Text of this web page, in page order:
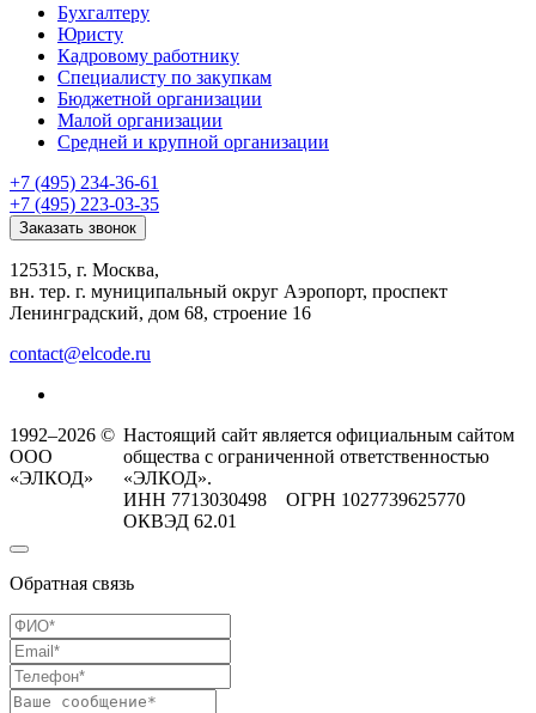
Бухгалтеру
Юристу
Кадровому работнику
Специалисту по закупкам
Бюджетной организации
Малой организации
Средней и крупной организации
+7 (495) 234-36-61
+7 (495) 223-03-35
Заказать звонок
125315, г. Москва,
вн. тер. г. муниципальный округ Аэропорт, проспект
Ленинградский, дом 68, строение 16
contact@elcode.ru
1992–2026 ©
ООО
«ЭЛКОД»
Настоящий сайт является официальным сайтом
общества с ограниченной ответственностью
«ЭЛКОД».
ИНН 7713030498 ОГРН 1027739625770
ОКВЭД 62.01
Обратная связь